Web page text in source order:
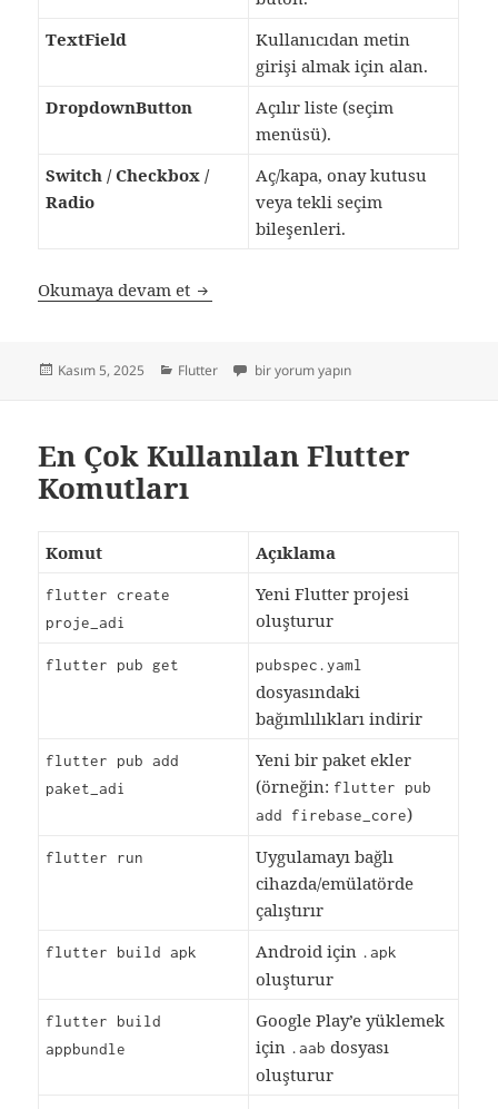
TextField
Kullanıcıdan metin
girişi almak için alan.
DropdownButton
Açılır liste (seçim
menüsü).
Switch / Checkbox /
Radio
Aç/kapa, onay kutusu
veya tekli seçim
bileşenleri.
Okumaya devam et Flutter Terimleri Sözlüğü (İngilizce →
Yayın
Kasım 5, 2025 Kategoriler
Flutter Flutter Terimleri Sözlüğü (İngilizce →
bir yorum yapın
En Çok Kullanılan Flutter
Komutları
Komut Açıklama
flutter create
proje_adi
Yeni Flutter projesi
oluşturur
flutter pub get pubspec.yaml
dosyasındaki
bağımlılıkları indirir
flutter pub add
paket_adi
Yeni bir paket ekler
(örneğin: flutter pub
add firebase_core)
flutter run
Uygulamayı bağlı
cihazda/emülatörde
çalıştırır
flutter build apk Android için .apk
oluşturur
flutter build
appbundle
Google Play’e yüklemek
için .aab dosyası
oluşturur